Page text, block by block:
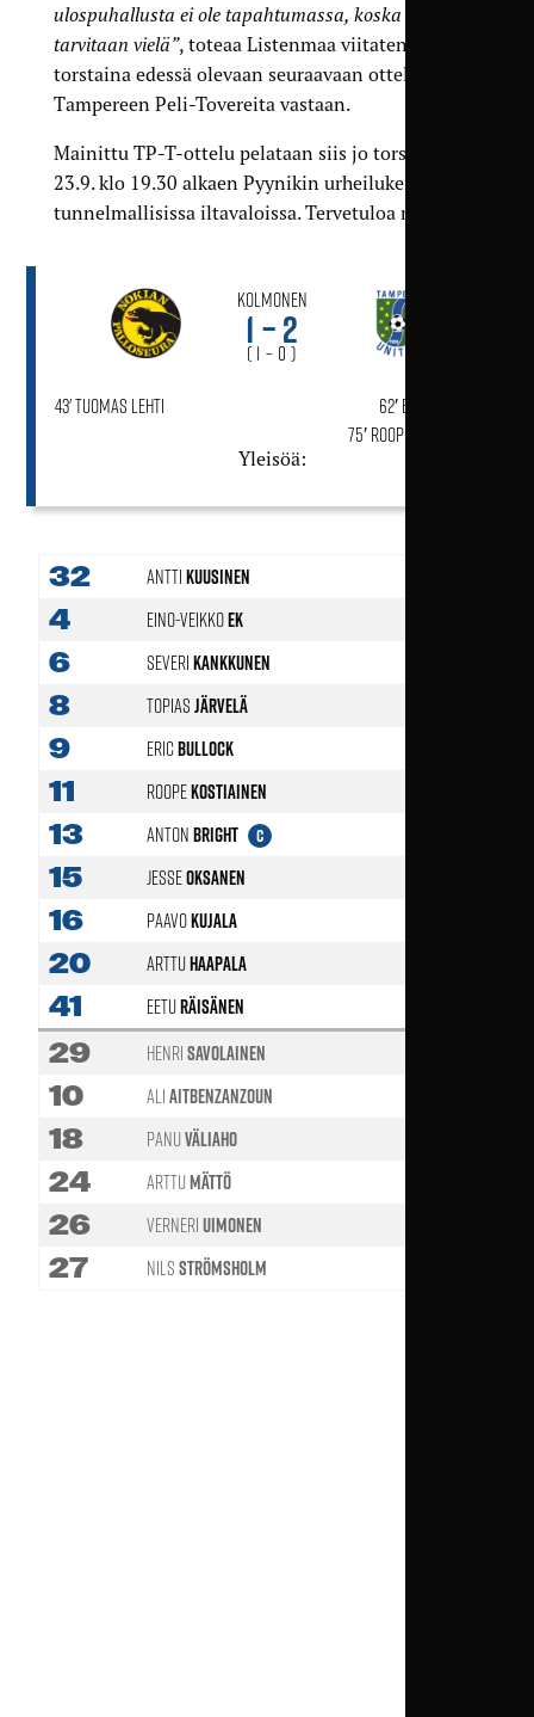
ulospuhallusta ei ole tapahtumassa, koska pinnoja
tarvitaan vielä”, toteaa Listenmaa viitaten heti
torstaina edessä olevaan seuraavaan otteluun
Tampereen Peli-Tovereita vastaan.
Mainittu TP-T-ottelu pelataan siis jo torstaina
23.9. klo 19.30 alkaen Pyynikin urheilukentän
tunnelmallisissa iltavaloissa. Tervetuloa mukaan!
Kolmonen
1 – 2
( 1 – 0 )
62′ Eric Bullock
75′ Roope Kostiainen
43' Tuomas Lehti
Yleisöä:
32 AnttiKuusinen
4 Eino-VeikkoEk
6 SeveriKankkunen
8 TopiasJärvelä
9 EricBullock
11 RoopeKostiainen
13 AntonBright C
15 JesseOksanen
16 PaavoKujala
20 ArttuHaapala
41 EetuRäisänen
29 HenriSavolainen
10 AliAitbenzanzoun
18 PanuVäliaho
24 ArttuMättö
26 VerneriUimonen
27 NilsStrömsholm